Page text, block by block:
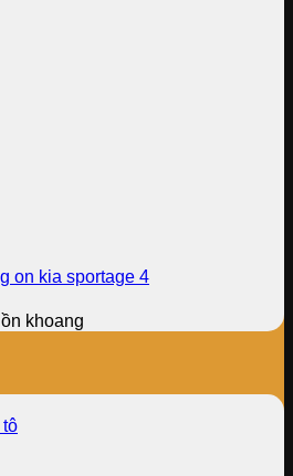
khoang
tô